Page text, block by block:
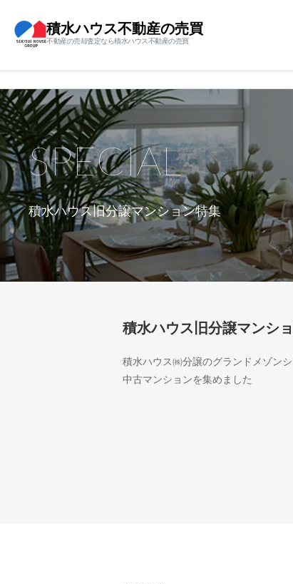
積水ハウス不動産の売買
不動産の売却査定なら積水ハウス不動産の売買
積水ハウス旧分譲マンション特集
SPECIAL
積水ハウス旧分譲マンシ
積水ハウス㈱分譲のグランドメゾン
中古マンションを集めました